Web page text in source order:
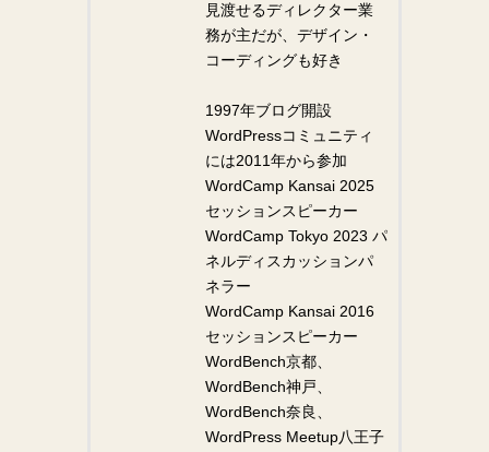
見渡せるディレクター業
務が主だが、デザイン・
コーディングも好き
1997年ブログ開設
WordPressコミュニティ
には2011年から参加
WordCamp Kansai 2025
セッションスピーカー
WordCamp Tokyo 2023 パ
ネルディスカッションパ
ネラー
WordCamp Kansai 2016
セッションスピーカー
WordBench京都、
WordBench神戸、
WordBench奈良、
WordPress Meetup八王子